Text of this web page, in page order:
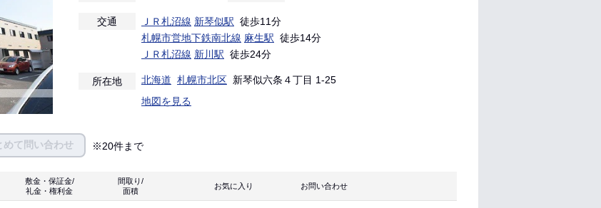
交通 ＪＲ札沼線 新琴似駅 徒歩11分
札幌市営地下鉄南北線 麻生駅 徒歩14分
ＪＲ札沼線 新川駅 徒歩24分
所在地 北海道 札幌市北区 新琴似六条４丁目 1-25
地図を見る
めて問い合わせ ※20件まで
敷金・保証金/
礼金・権利金
間取り/
面積
お気に入り お問い合わせ